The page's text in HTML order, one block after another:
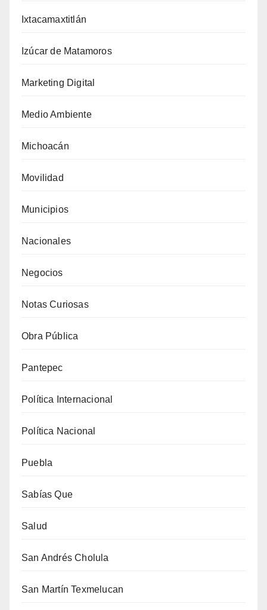
Ixtacamaxtitlán
Izúcar de Matamoros
Marketing Digital
Medio Ambiente
Michoacán
Movilidad
Municipios
Nacionales
Negocios
Notas Curiosas
Obra Pública
Pantepec
Política Internacional
Política Nacional
Puebla
Sabías Que
Salud
San Andrés Cholula
San Martín Texmelucan